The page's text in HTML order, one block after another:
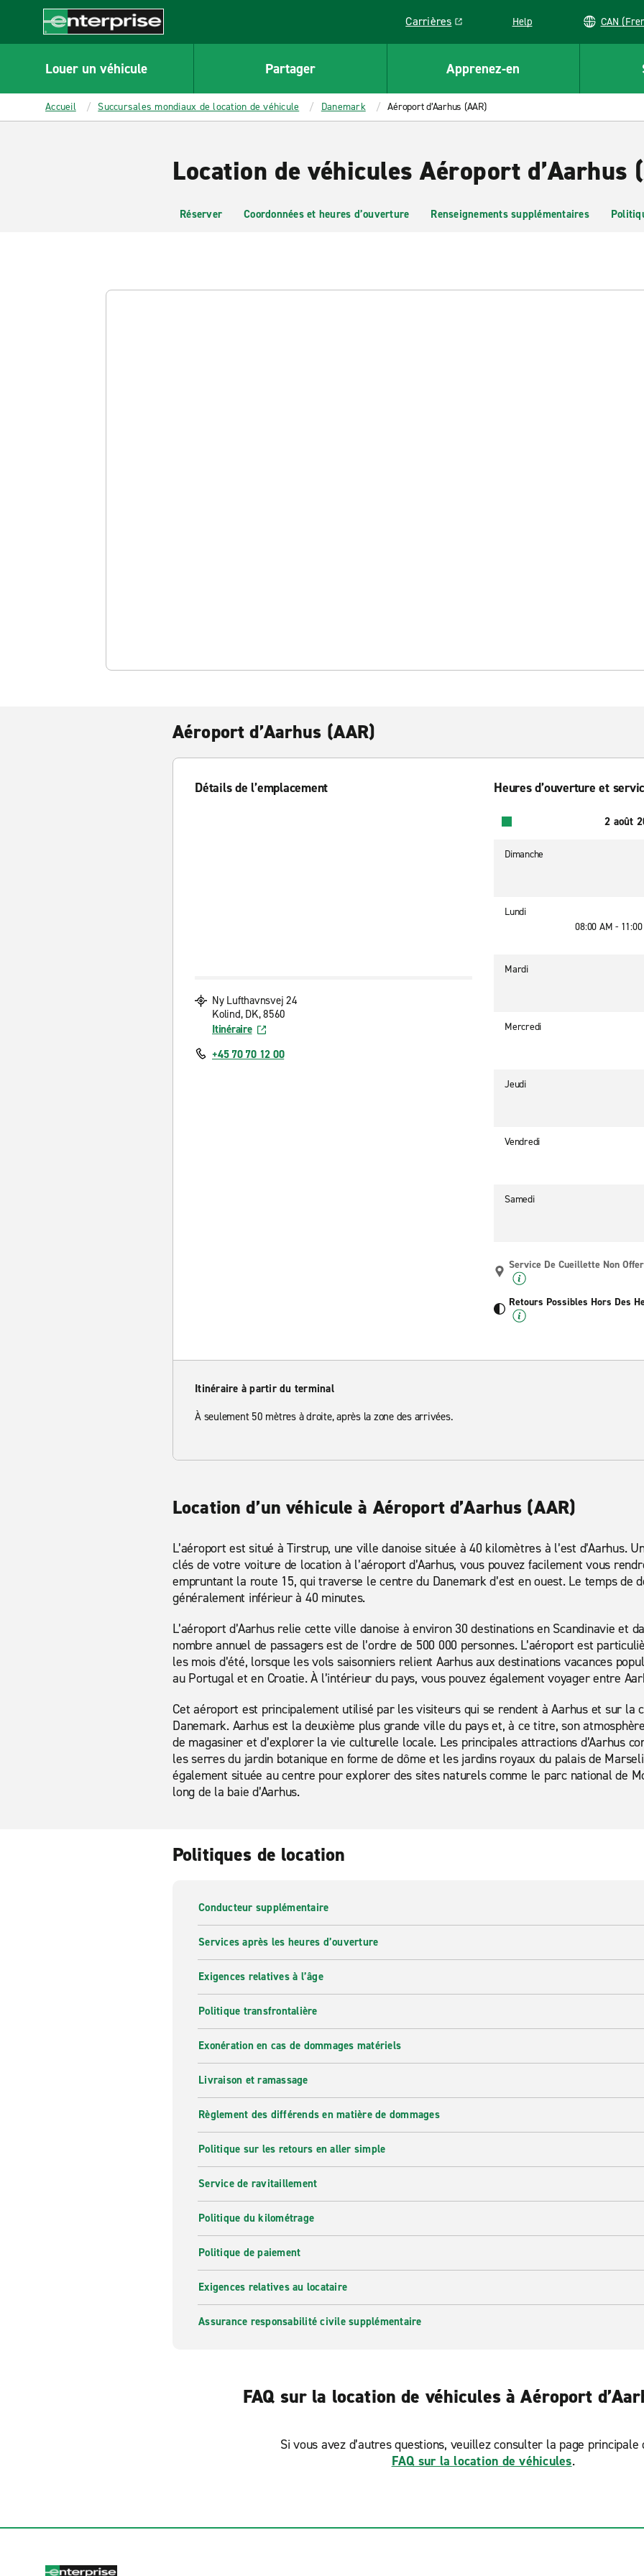
CONTENT
Enterprise
Carrières
Link opens in a new window
Help CAN
Louer un véhicule Partager Apprenez-en
Accueil Succursales mondiaux de location de véhicule Danemark Aéroport d’Aarhus (AAR)
Location de véhicules Aéroport d’Aarhus
Réserver Coordonnées et heures d’ouverture Renseignements supplémentaires
Aéroport d’Aarhus (AAR)
Détails de l’emplacement
Ny Lufthavnsvej 24
Kolind, DK, 8560
Itinéraire
+45 70 70 12 00
Heures d’ouverture et
2 août
Dimanche
Lundi
08:00 AM -
Mardi
Mercredi
Jeudi
Vendredi
Samedi
Service De Cueillette Non
Retours Possibles Hors Des
Itinéraire à partir du terminal
À seulement 50 mètres à droite, après la zone des arrivées.
Location d’un véhicule à Aéroport d’Aarhus (AAR)
L’aéroport est situé à Tirstrup, une ville danoise située à 40 kilomètres à l’est d’Aarhus.
clés de votre voiture de location à l’aéroport d’Aarhus, vous pouvez facilement vous
empruntant la route 15, qui traverse le centre du Danemark d’est en ouest. Le temps de
généralement inférieur à 40 minutes.
L’aéroport d’Aarhus relie cette ville danoise à environ 30 destinations en Scandinavie et
nombre annuel de passagers est de l’ordre de 500 000 personnes. L’aéroport est
les mois d’été, lorsque les vols saisonniers relient Aarhus aux destinations vacances
au Portugal et en Croatie. À l’intérieur du pays, vous pouvez également voyager entre
Cet aéroport est principalement utilisé par les visiteurs qui se rendent à Aarhus et sur la
Danemark. Aarhus est la deuxième plus grande ville du pays et, à ce titre, son
de magasiner et d’explorer la vie culturelle locale. Les principales attractions d’Aarhus
les serres du jardin botanique en forme de dôme et les jardins royaux du palais de
également située au centre pour explorer des sites naturels comme le parc national de
long de la baie d’Aarhus.
Politiques de location
Conducteur supplémentaire
Services après les heures d’ouverture
Exigences relatives à l’âge
Politique transfrontalière
Exonération en cas de dommages matériels
Livraison et ramassage
Règlement des différends en matière de dommages
Politique sur les retours en aller simple
Service de ravitaillement
Politique du kilométrage
Politique de paiement
Exigences relatives au locataire
Assurance responsabilité civile supplémentaire
FAQ sur la location de véhicules à Aéroport
Si vous avez d’autres questions, veuillez consulter la page principale
FAQ sur la location de véhicules.